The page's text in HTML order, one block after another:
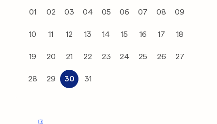
01 02 03 04 05 06 07 08 09
10 11 12 13 14 15 16 17 18
19 20 21 22 23 24 25 26 27
28 29 30 31